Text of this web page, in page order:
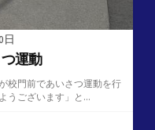
日
運動
校門前であいさつ運動を行
うございます」と...